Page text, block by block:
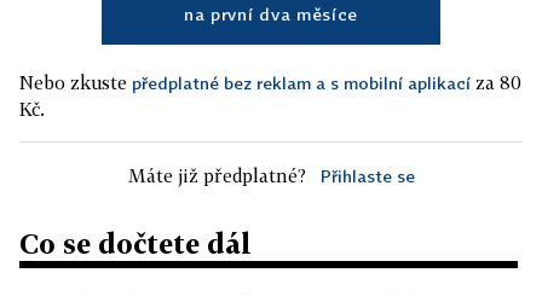
na první dva měsíce
Nebo zkuste předplatné bez reklam a s mobilní aplikací za 80
Kč.
Máte již předplatné? Přihlaste se
Co se dočtete dál